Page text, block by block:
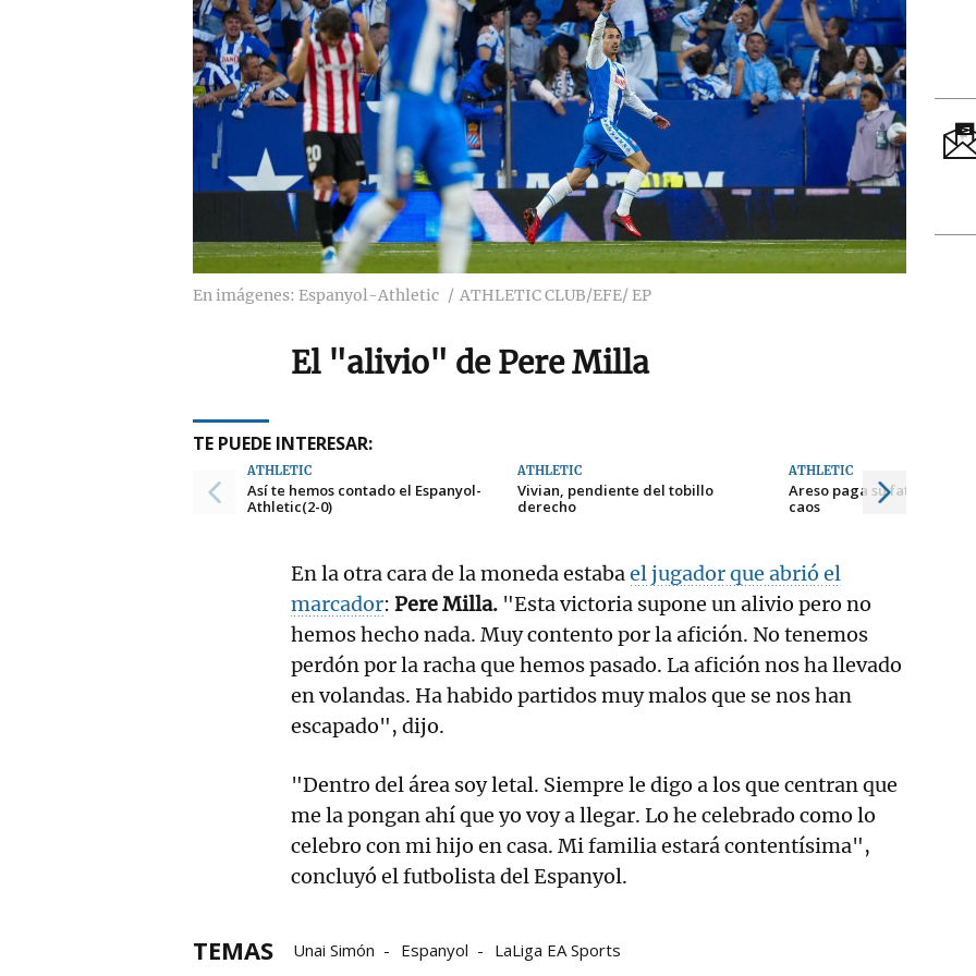
En imágenes: Espanyol-Athletic ATHLETIC CLUB/EFE/ EP
El "alivio" de Pere Milla
TE PUEDE INTERESAR:
ATHLETIC
Así te hemos contado el Espanyol-
Athletic(2-0)
ATHLETIC
Vivian, pendiente del tobillo
derecho
ATHLETIC
Areso paga su fatiga en
caos
En la otra cara de la moneda estabael jugador que abrió el
marcador: Pere Milla. "Esta victoria supone un alivio pero no
hemos hecho nada. Muy contento por la afición. No tenemos
perdón por la racha que hemos pasado. La afición nos ha llevado
en volandas. Ha habido partidos muy malos que se nos han
escapado", dijo.
"Dentro del área soy letal. Siempre le digo a los que centran que
me la pongan ahí que yo voy a llegar. Lo he celebrado como lo
celebro con mi hijo en casa. Mi familia estará contentísima",
concluyó el futbolista del Espanyol.
TEMAS Unai Simón Espanyol LaLiga EA Sports